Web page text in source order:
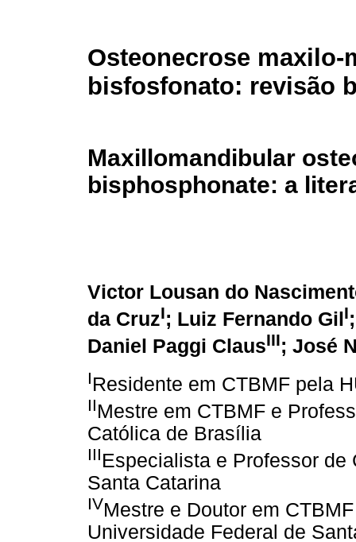
Osteonecrose
bisfosfonato: revisão
Maxillomandibular
bisphosphonate: a
Victor Lousan do
da CruzI; Luiz Fernando Gil I
Daniel Paggi ClausIII; José
IResidente em CTBMF pela
IIMestre em CTBMF e
Católica de Brasília
IIIEspecialista e Professor de
Santa Catarina
IVMestre e Doutor em
Universidade Federal de